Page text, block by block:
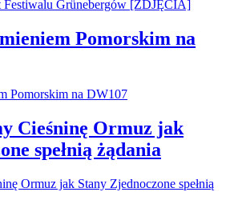
Pomorskim na
Cieśninę Ormuz jak
spełnią żądania